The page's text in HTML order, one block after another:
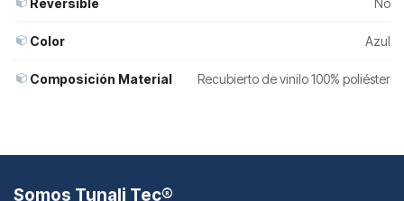
Color Azul
Composición Material Recubierto de vinilo 100% poliéster
Somos Tunali Tec®